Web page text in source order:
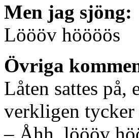
Men jag sjöng:
Löööv höööös
Övriga
Låten sattes på,
verkligen
– Åhh, löööv